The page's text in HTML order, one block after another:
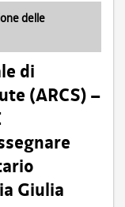
delle
di
(ARCS) –
Giulia